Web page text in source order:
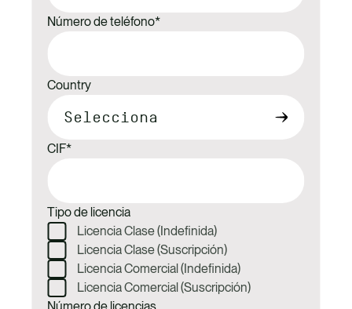
Número de teléfono*
Country
CIF*
Tipo de licencia
Licencia Clase (Indefinida)
Licencia Clase (Suscripción)
Licencia Comercial (Indefinida)
Licencia Comercial (Suscripción)